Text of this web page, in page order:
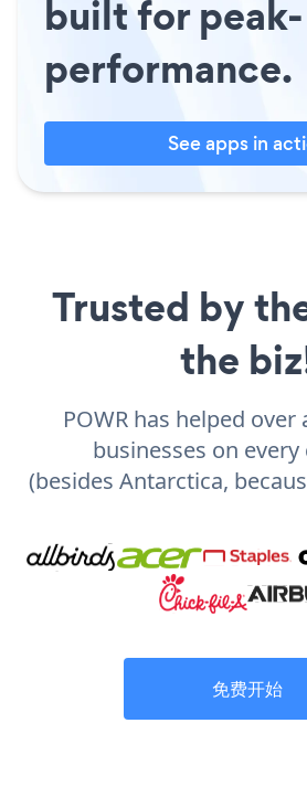
built for peak-
performance.
See apps in
Trusted by
the
POWR has helped
businesses on
(besides Antarctica,
免费开始